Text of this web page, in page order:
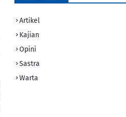
Artikel
Kajian
Opini
Sastra
Warta